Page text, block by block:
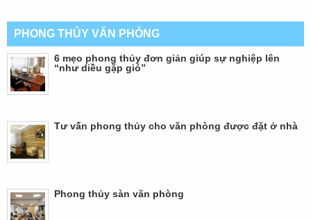
PHONG THỦY VĂN PHÒNG
6 mẹo phong thủy đơn giản giúp sự nghiệp lên
“như diều gặp gió”
Tư vấn phong thủy cho văn phòng được đặt ở nhà
Phong thủy sàn văn phòng